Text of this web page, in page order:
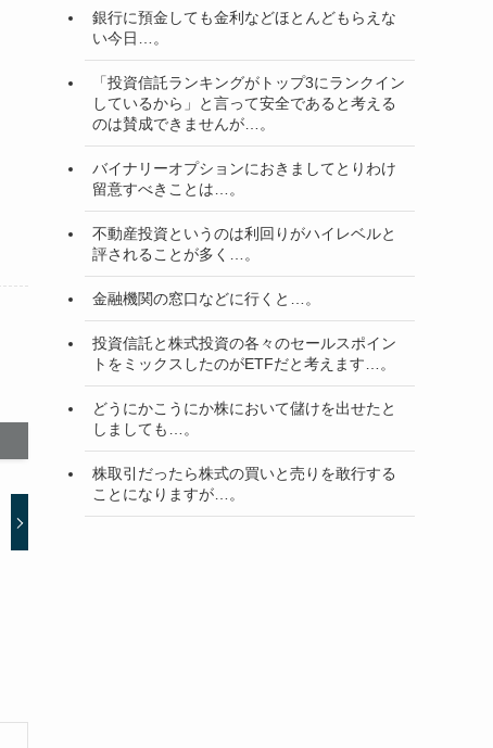
銀行に預金しても金利などほとんどもらえな
い今日…。
「投資信託ランキングがトップ3にランクイン
しているから」と言って安全であると考える
のは賛成できませんが…。
バイナリーオプションにおきましてとりわけ
留意すべきことは…。
不動産投資というのは利回りがハイレベルと
評されることが多く…。
金融機関の窓口などに行くと…。
投資信託と株式投資の各々のセールスポイン
トをミックスしたのがETFだと考えます…。
どうにかこうにか株において儲けを出せたと
しましても…。
株取引だったら株式の買いと売りを敢行する
ことになりますが…。